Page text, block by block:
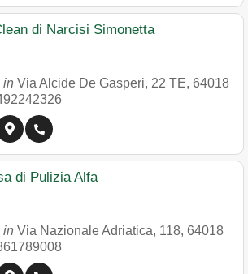
di Narcisi Simonetta
in Via Alcide De Gasperi, 22 TE, 64018
di Pulizia Alfa
in Via Nazionale Adriatica, 118, 64018